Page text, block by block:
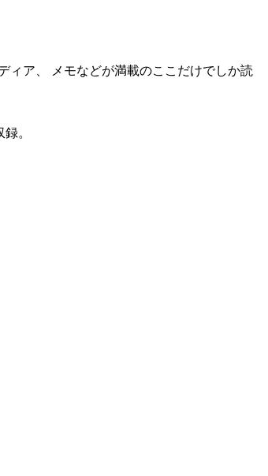
ィア、 メモなどが満載のここだけでしか読
。